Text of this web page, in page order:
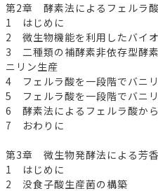
第2章 酵素法によるフェルラ
1 はじめに
2 微生物機能を利用したバイ
3 二種類の補酵素非依存型酵
ニリン生産
4 フェルラ酸を一段階でバニ
5 フェルラ酸を一段階でバニ
6 酵素法によるフェルラ酸か
7 おわりに
第3章 微生物発酵法による芳
1 はじめに
2 没食子酸生産菌の構築